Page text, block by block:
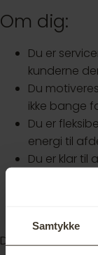
Samtykke
Om dig:
Du er
kunderne
Du
ikke bange
Du er
energi til
Du er klar
Du elsker
Du har